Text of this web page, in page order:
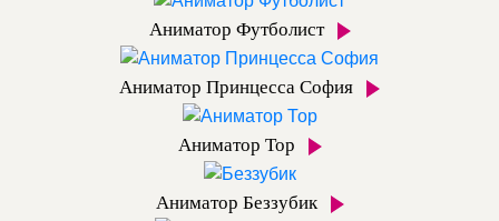
Аниматор Футболист
Аниматор Принцесса София
Аниматор Тор
Аниматор Беззубик